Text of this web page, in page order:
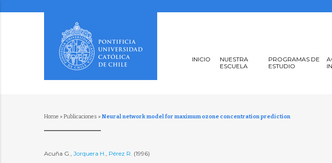
INICIO
NUESTRA
ESCUELA
PROGRAMAS DE
ESTUDIO
Home » Publicaciones » Neural network model for maximum ozone concentration prediction
Acuña G., Jorquera H., Pérez R. (1996)